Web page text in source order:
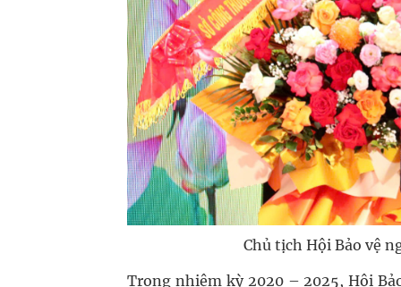
Chủ tịch Hội Bảo vệ
Trong nhiệm kỳ 2020 – 2025, Hội